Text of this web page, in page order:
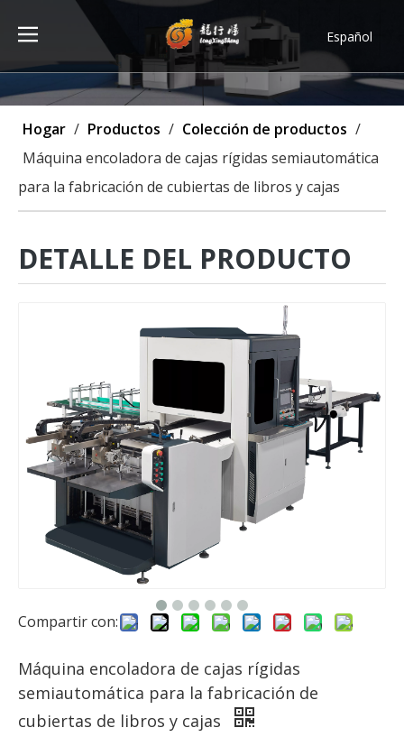
Español
Türk dili
ไทย
Deutsch
Português
Français
العربية
Hogar / Productos / Colección de productos /
Máquina encoladora de cajas rígidas semiautomática
para la fabricación de cubiertas de libros y cajas
DETALLE DEL PRODUCTO
Compartir con:
Máquina encoladora de cajas rígidas
semiautomática para la fabricación de
cubiertas de libros y cajas